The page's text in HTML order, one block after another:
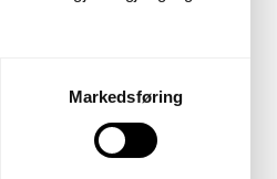
Markedsføring
måte
du gjør dette,